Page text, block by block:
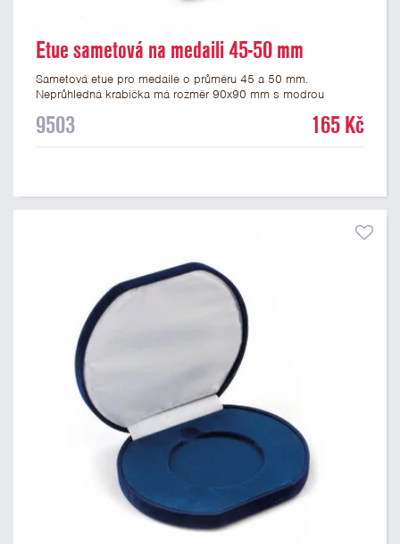
Etue sametová na medaili 45-50 mm
Sametová etue pro medaile o průměru 45 a 50 mm.
Neprůhledná krabička má rozměr 90x90 mm s modrou
vhodné pro pamětní medaile a pro významné sportovní či
9503 165 Kč